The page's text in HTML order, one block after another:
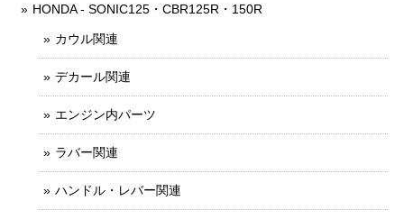
HONDA - SONIC125・CBR125R・150R
カウル関連
デカール関連
エンジン内パーツ
ラバー関連
ハンドル・レバー関連